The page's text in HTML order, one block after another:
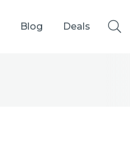
Blog Deals